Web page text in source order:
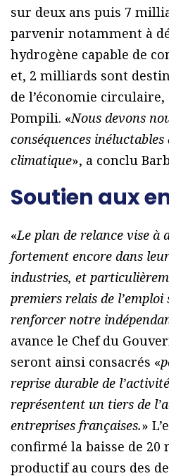
sur deux ans puis 7
parvenir notamment à
hydrogène capable de
et, 2 milliards sont
de l’économie
Pompili. «Nous devons
conséquences
climatique», a conclu
Soutien aux
«Le plan de relance vise à
fortement encore dans
industries, et
premiers relais de
renforcer notre
avance le Chef du
seront ainsi consacrés «
reprise durable de
représentent un tiers de
entreprises françaises.»
confirmé la baisse de
productif au cours des